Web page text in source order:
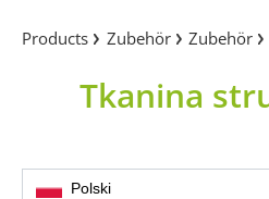
Products Zubehör Zubehör
Tkanina
Polski